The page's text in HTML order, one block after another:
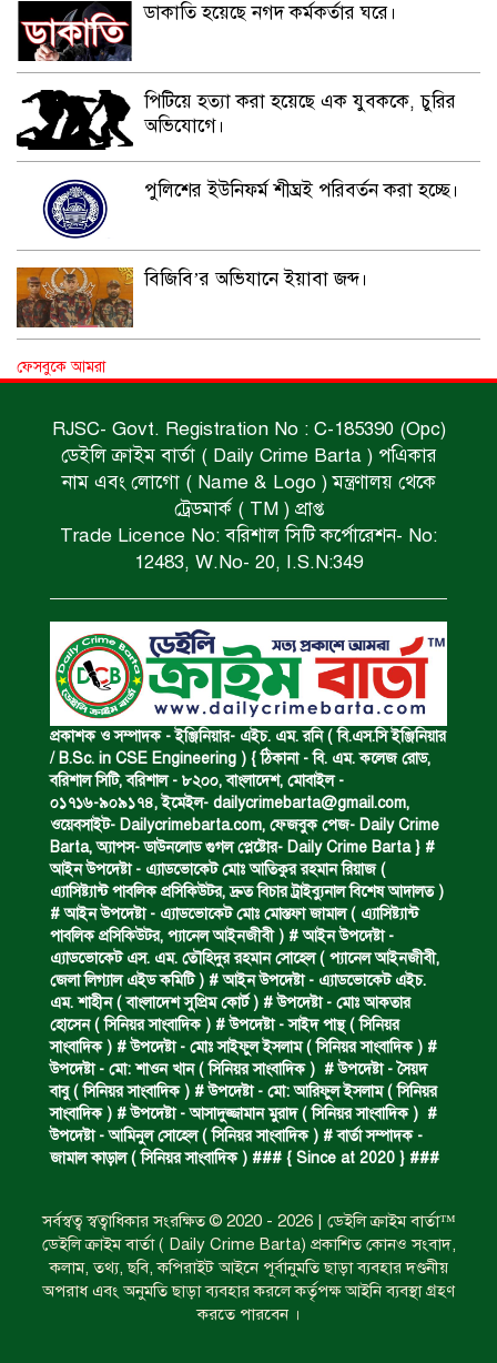
ডাকাতি হয়েছে নগদ কর্মকর্তার ঘরে।
পিটিয়ে হত্যা করা হয়েছে এক যুবককে, চুরির
অভিযোগে।
পুলিশের ইউনিফর্ম শীঘ্রই পরিবর্তন করা হচ্ছে।
বিজিবি’র অভিযানে ইয়াবা জব্দ।
পানিতে ডুবে এক ছাত্রের মৃত্যু।
ঝুলন্ত মরদেহ উদ্ধার।
অবৈধ ঘের নির্মাণে আটক।
একজন সড়ক দুর্ঘটনায় নিহত ও দুইজন আহত।
ডাকাত দলের সদস্য গ্রেফতার।
ঝুলন্ত মরদেহ উদ্ধার।
প্রধান আসামির মৃত্যুদণ্ড।
গ্রেফতারের দাবিতে মানববন্ধন ও বিক্ষোভ।
কারেন্ট জাল জব্দ এবং ধ্বংস।
গাঁজা চাষে গ্রেফতার।
ফেসবুকে আমরা
RJSC- Govt. Registration No : C-185390 (Opc)
ডেইলি ক্রাইম বার্তা ( Daily Crime Barta ) পএিকার
নাম এবং লোগো ( Name & Logo ) মন্ত্রণালয় থেকে
ট্রেডমার্ক ( TM ) প্রাপ্ত
Trade Licence No: বরিশাল সিটি কর্পোরেশন- No:
12483, W.No- 20, I.S.N:349
প্রকাশক ও সম্পাদক - ইঞ্জিনিয়ার- এইচ. এম. রনি ( বি.এস.সি ইঞ্জিনিয়ার
/ B.Sc. in CSE Engineering ) { ঠিকানা - বি. এম. কলেজ রোড,
বরিশাল সিটি, বরিশাল - ৮২০০, বাংলাদেশ, মোবাইল -
০১৭১৬-৯০৯১৭৪, ইমেইল- dailycrimebarta@gmail.com,
ওয়েবসাইট- Dailycrimebarta.com, ফেজবুক পেজ- Daily Crime
Barta, অ‍্যাপস- ডাউনলোড গুগল প্লেষ্টোর- Daily Crime Barta } #
আইন উপদেষ্টা - এ্যাডভোকেট মোঃ আতিকুর রহমান রিয়াজ (
এ‍্যাসিষ্ট‍্যান্ট পাবলিক প্রসিকিউটর, দ্রুত বিচার ট্রাইব্যুনাল বিশেষ আদালত )
# আইন উপদেষ্টা - এ্যাডভোকেট মোঃ মোস্তফা জামাল ( এ‍্যাসিষ্ট‍্যান্ট
পাবলিক প্রসিকিউটর, প‍্যানেল আইনজীবী ) # আইন উপদেষ্টা -
এ্যাডভোকেট এস. এম. তৌহিদুর রহমান সোহেল ( প‍্যানেল আইনজীবী,
জেলা লিগ্যাল এইড কমিটি ) # আইন উপদেষ্টা - এ্যাডভোকেট এইচ.
এম. শাহীন ( বাংলাদেশ সুপ্রিম কোর্ট ) # উপদেষ্টা - মোঃ আকতার
হোসেন ( সিনিয়র সাংবাদিক ) # উপদেষ্টা - সাইদ পান্থ ( সিনিয়র
সাংবাদিক ) # উপদেষ্টা - মোঃ সাইফুল ইসলাম ( সিনিয়র সাংবাদিক ) #
উপদেষ্টা - মো: শাওন খান ( সিনিয়র সাংবাদিক ) # উপদেষ্টা - সৈয়দ
বাবু ( সিনিয়র সাংবাদিক ) # উপদেষ্টা - মো: আরিফুল ইসলাম ( সিনিয়র
সাংবাদিক ) # উপদেষ্টা - আসাদুজ্জামান মুরাদ ( সিনিয়র সাংবাদিক ) #
উপদেষ্টা - আমিনুল সোহেল ( সিনিয়র সাংবাদিক ) # বার্তা সম্পাদক -
জামাল কাড়াল ( সিনিয়র সাংবাদিক ) ### { Since at 2020 } ###
সর্বস্বত্ব স্বত্বাধিকার সংরক্ষিত © 2020 - 2026 | ডেইলি ক্রাইম বার্তা™
ডেইলি ক্রাইম বার্তা ( Daily Crime Barta) প্রকাশিত কোনও সংবাদ,
কলাম, তথ্য, ছবি, কপিরাইট আইনে পূর্বানুমতি ছাড়া ব্যবহার দণ্ডনীয়
অপরাধ এবং অনুমতি ছাড়া ব্যবহার করলে কর্তৃপক্ষ আইনি ব্যবস্থা গ্রহণ
করতে পারবেন ।